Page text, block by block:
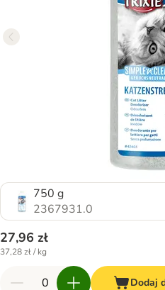
750 g
2367931.0
27,96 zł
37,28 zł / kg
Dodaj